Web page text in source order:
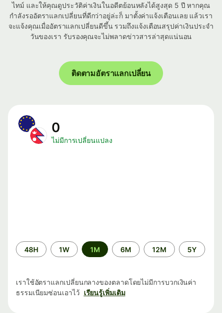
ไทม์ และให้คุณดูประวัติค่าเงินในอดีตย้อนหลังได้สูงสุด 5 ปี หากคุณ
กำลังรออัตราแลกเปลี่ยนที่ดีกว่าอยู่ล่ะก็ มาตั้งค่าแจ้งเตือนเลย แล้วเรา
จะแจ้งคุณเมื่ออัตราแลกเปลี่ยนดีขึ้น รวมถึงแจ้งเตือนสรุปค่าเงินประจำ
วันของเรา รับรองคุณจะไม่พลาดข่าวสารล่าสุดแน่นอน
ติดตามอัตราแลกเปลี่ยน
0
ไม่มีการเปลี่ยนแปลง
ระยะ
เวลา
48H 1W 1M 6M 12M 5Y
เราใช้อัตราแลกเปลี่ยนกลางของตลาดโดยไม่มีการบวกเงินค่า
ธรรมเนียมซ่อนเอาไว้ เรียนรู้เพิ่มเติม